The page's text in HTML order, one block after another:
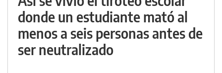
donde un estudiante mató al
menos a seis personas antes de
ser neutralizado